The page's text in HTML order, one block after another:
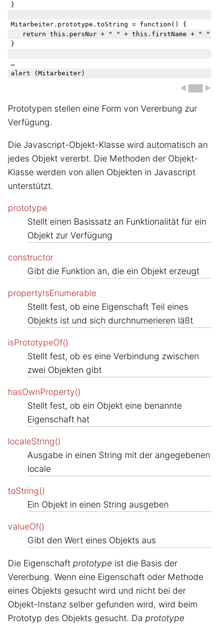
}
Mitarbeiter.prototype.toString = function() {
}
…
◀ ███ ▶
Prototypen stellen eine Form von Vererbung zur
Verfügung.
Die Javascript-Objekt-Klasse wird automatisch an
jedes Objekt vererbt. Die Methoden der Objekt-
Klasse werden von allen Objekten in Javascript
unterstützt.
prototype
Stellt einen Basissatz an Funktionalität für ein
Objekt zur Verfügung
constructor
Gibt die Funktion an, die ein Objekt erzeugt
propertyIsEnumerable
Stellt fest, ob eine Eigenschaft Teil eines
Objekts ist und sich durchnumerieren läßt
isPrototypeOf()
Stellt fest, ob es eine Verbindung zwischen
zwei Objekten gibt
hasOwnProperty()
Stellt fest, ob ein Objekt eine benannte
Eigenschaft hat
localeString()
Ausgabe in einen String mit der angegebenen
locale
toString()
Ein Objekt in einen String ausgeben
valueOf()
Gibt den Wert eines Objekts aus
Die Eigenschaft prototype ist die Basis der
Vererbung. Wenn eine Eigenschaft oder Methode
eines Objekts gesucht wird und nicht bei der
Objekt-Instanz selber gefunden wird, wird beim
Prototyp des Objekts gesucht. Da prototype